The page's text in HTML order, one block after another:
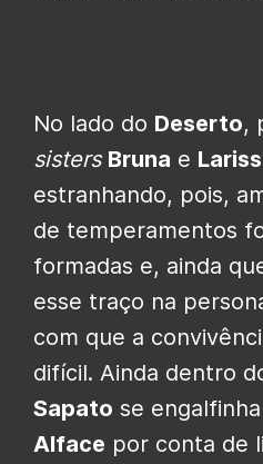
No lado do Deserto,
sisters Bruna e
estranhando, pois,
de temperamentos
formadas e, ainda
esse traço na
com que a
difícil. Ainda dentro
Sapato se
Alface por conta de